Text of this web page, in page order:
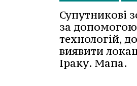
Супутникові
за
технологій,
виявити
Іраку. Мапа.